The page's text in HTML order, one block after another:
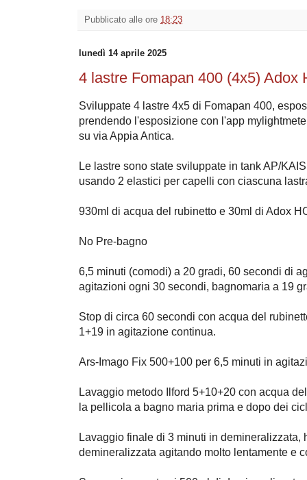
Pubblicato alle ore 18:23
lunedì 14 aprile 2025
4 lastre Fomapan 400 (4x5) Adox
Sviluppate 4 lastre 4x5 di Fomapan 400,
prendendo l'esposizione con l'app
su via Appia Antica.
Le lastre sono state sviluppate in tank AP/
usando 2 elastici per capelli con ciascuna
930ml di acqua del rubinetto e 30ml di Adox
No Pre-bagno
6,5 minuti (comodi) a 20 gradi, 60 secondi di
agitazioni ogni 30 secondi, bagnomaria a 19
Stop di circa 60 secondi con acqua del
1+19 in agitazione continua.
Ars-Imago Fix 500+100 per 6,5 minuti in
Lavaggio metodo Ilford 5+10+20 con acqua
la pellicola a bagno maria prima e dopo dei
Lavaggio finale di 3 minuti in demineralizzata,
demineralizzata agitando molto lentamente e